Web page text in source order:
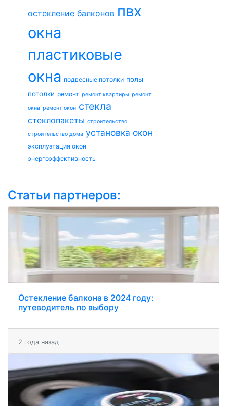
остекление балконов пвх
окна
пластиковые
окна подвесные потолки полы
потолки ремонт ремонт квартиры ремонт
окна ремонт окон стекла
стеклопакеты строительство
строительство дома установка окон
эксплуатация окон
энергоэффективность
Статьи партнеров:
Остекление балкона в 2024 году:
путеводитель по выбору
2 года назад